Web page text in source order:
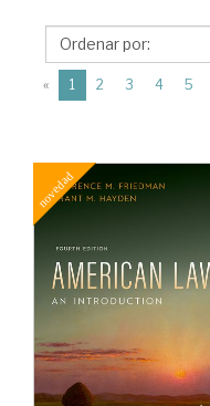
internacional
>
Derecho
« 1 (current)
2 3 4 5